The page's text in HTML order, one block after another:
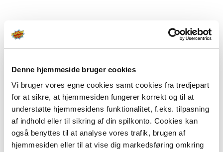
Denne hjemmeside bruger cookies
Vi bruger vores egne cookies samt cookies fra tredjepart
for at sikre, at hjemmesiden fungerer korrekt og til at
understøtte hjemmesidens funktionalitet, f.eks. tilpasning
af indhold eller til sikring af din spilkonto. Cookies kan
også benyttes til at analyse vores trafik, brugen af
hjemmesiden eller til at vise dig markedsføring omkring